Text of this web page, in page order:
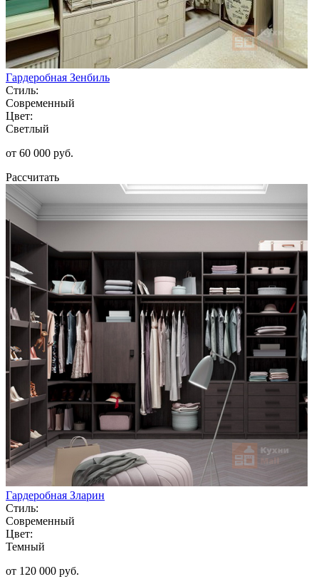
Гардеробная Зенбиль
Стиль:
Современный
Цвет:
Светлый
от 60 000 руб.
Рассчитать
Гардеробная Зларин
Стиль:
Современный
Цвет:
Темный
от 120 000 руб.